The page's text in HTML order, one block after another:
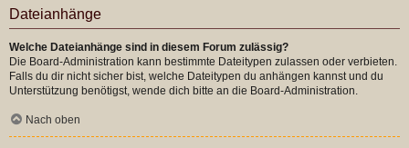
Dateianhänge
Welche Dateianhänge sind in diesem Forum zulässig?
Die Board-Administration kann bestimmte Dateitypen zulassen oder verbieten.
Falls du dir nicht sicher bist, welche Dateitypen du anhängen kannst und du
Unterstützung benötigst, wende dich bitte an die Board-Administration.
Nach oben